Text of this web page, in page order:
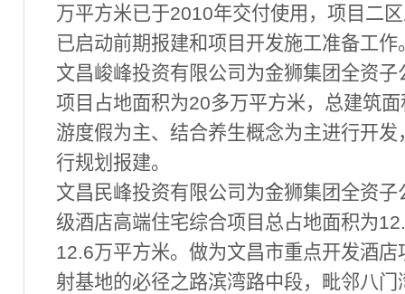
万平方米已于2010年交付使用，项目二
已启动前期报建和项目开发施工准备工作
文昌峻峰投资有限公司为金狮集团全资
项目占地面积为20多万平方米，总建筑
游度假为主、结合养生概念为主进行开
行规划报建。
文昌民峰投资有限公司为金狮集团全资
级酒店高端住宅综合项目总占地面积为
12.6万平方米。做为文昌市重点开发酒
射基地的必径之路滨湾路中段，毗邻八